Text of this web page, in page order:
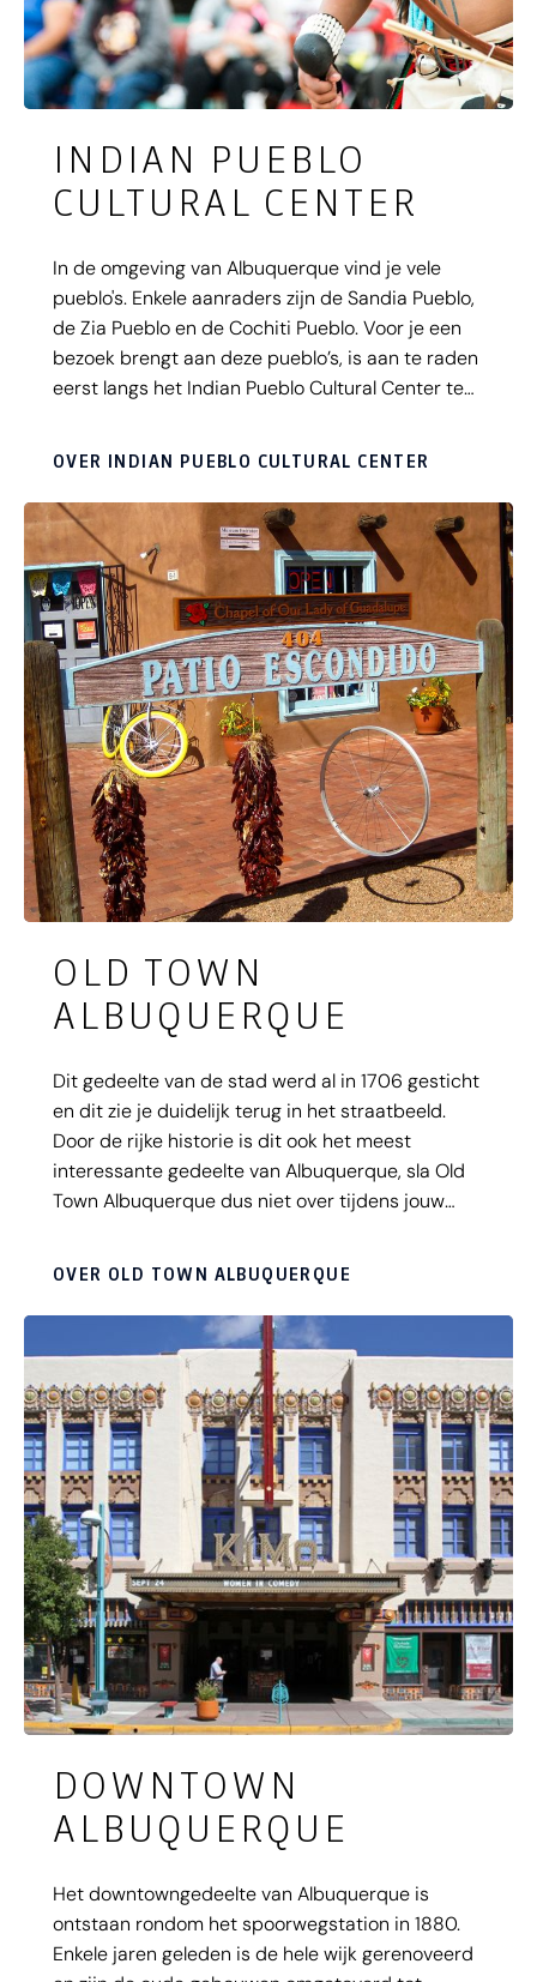
INDIAN PUEBLO
CULTURAL CENTER
In de omgeving van Albuquerque vind je vele
pueblo's. Enkele aanraders zijn de Sandia Pueblo,
de Zia Pueblo en de Cochiti Pueblo. Voor je een
bezoek brengt aan deze pueblo’s, is aan te raden
eerst langs het Indian Pueblo Cultural Center te
OVER INDIAN PUEBLO CULTURAL CENTER
OLD TOWN
ALBUQUERQUE
Dit gedeelte van de stad werd al in 1706 gesticht
en dit zie je duidelijk terug in het straatbeeld.
Door de rijke historie is dit ook het meest
interessante gedeelte van Albuquerque, sla Old
Town Albuquerque dus niet over tijdens jouw
vormt. De wijk is zeer charmant met Spaanse
koloniale huizen, artgalleries, souvenirwinkels,
kraampjes, boetiekjes en juweliers. Er is een
aantal kleine, maar zeer gezellige restaurants in
deze historische wijk.
OVER OLD TOWN ALBUQUERQUE
DOWNTOWN
ALBUQUERQUE
Het downtowngedeelte van Albuquerque is
ontstaan rondom het spoorwegstation in 1880.
Enkele jaren geleden is de hele wijk gerenoveerd